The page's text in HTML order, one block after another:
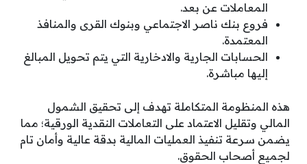
المعاملات عن بعد.
فروع بنك ناصر الاجتماعي وبنوك القرى والمنافذ
المعتمدة.
الحسابات الجارية والادخارية التي يتم تحويل المبالغ
إليها مباشرة.
هذه المنظومة المتكاملة تهدف إلى تحقيق الشمول
المالي وتقليل الاعتماد على التعاملات النقدية الورقية؛ مما
يضمن سرعة تنفيذ العمليات المالية بدقة عالية وأمان تام
لجميع أصحاب الحقوق.